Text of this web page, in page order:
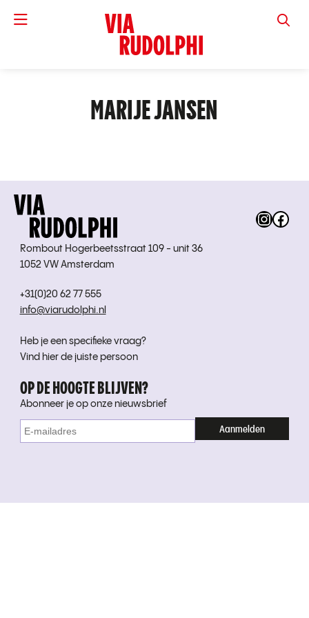
VIA
MARIJE JANSEN
Rombout Hogerbeetsstraat 109 - unit 36
1052 VW Amsterdam
+31(0)20 62 77 555
info@viarudolphi.nl
Heb je een specifieke vraag?
Vind hier de juiste persoon
OP DE HOOGTE BLIJVEN?
Abonneer je op onze nieuwsbrief